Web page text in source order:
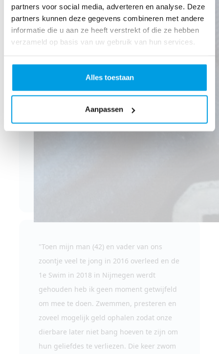
partners voor social media, adverteren en analyse. Deze
partners kunnen deze gegevens combineren met andere
informatie die u aan ze heeft verstrekt of die ze hebben
verzameld op basis van uw gebruik van hun services.
Alles toestaan
Aanpassen
"Toen mijn man (42) en vader van ons
zoontje veel te jong in 2016 overleed en de
1e Swim in 2018 in Nijmegen werdt
gehouden heb ik geen moment getwijfeld
om mee te doen. Zwemmen, presteren en
zoveel mogelijk geld ophalen zodat onze
dierbare later niet bang hoeven te zijn om
hun geliefdes te verliezen. Die keer zwom